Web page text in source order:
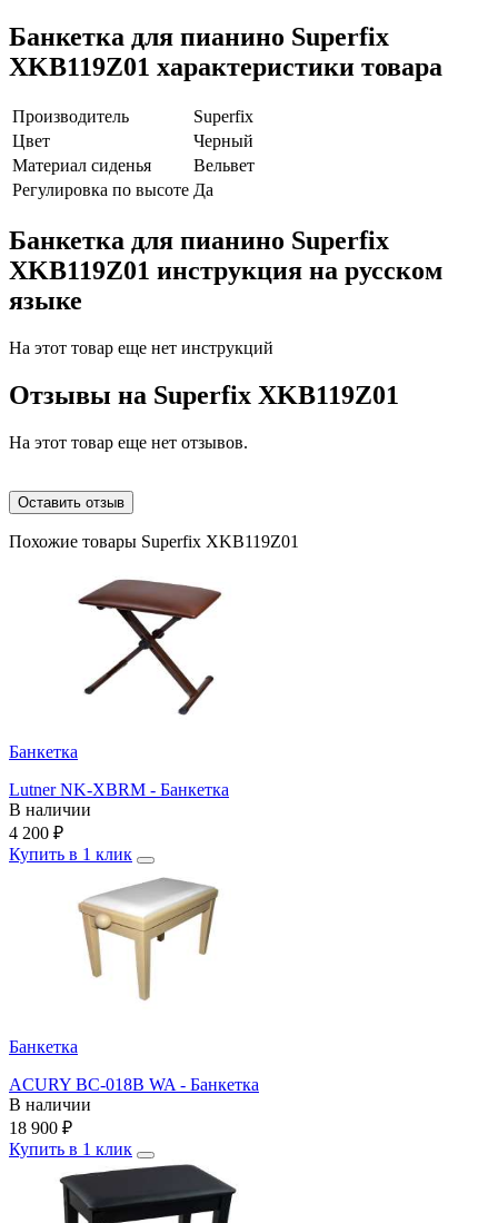
Банкетка для пианино Superfix
XKB119Z01 характеристики товара
Производитель
Superfix
Цвет
Черный
Материал сиденья
Вельвет
Регулировка по высоте Да
Банкетка для пианино Superfix
XKB119Z01 инструкция на русском
языке
На этот товар еще нет инструкций
Отзывы на Superfix XKB119Z01
На этот товар еще нет отзывов.
Оставить отзыв
Похожие товары Superfix XKB119Z01
Банкетка
Lutner NK-XBRM - Банкетка
В наличии
4 200 ₽
Купить в 1 клик
Банкетка
ACURY BC-018B WA - Банкетка
В наличии
18 900 ₽
Купить в 1 клик